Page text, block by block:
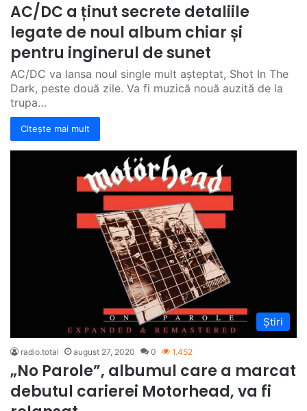
AC/DC a ținut secrete detaliile
legate de noul album chiar și
pentru inginerul de sunet
AC/DC va lansa noul single mult așteptat, Shot In The
Dark, peste două zile. Va fi muzică nouă auzită de la
trupa…
Citește mai mult
Știri
radio.total august 27, 2020 0 1.452
„No Parole”, albumul care a marcat
debutul carierei Motorhead, va fi